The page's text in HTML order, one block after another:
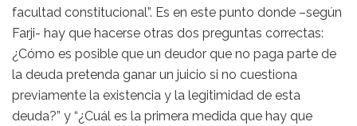
facultad constitucional”. Es en este punto donde –según
Farji- hay que hacerse otras dos preguntas correctas:
¿Cómo es posible que un deudor que no paga parte de
la deuda pretenda ganar un juicio si no cuestiona
previamente la existencia y la legitimidad de esta
deuda?” y “¿Cuál es la primera medida que hay que